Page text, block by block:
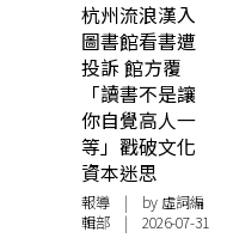
杭州流浪漢入
圖書館看書遭
投訴 館方覆
「讀書不是讓
你自覺高人一
等」戳破文化
資本迷思
報導 | by 虛詞編
輯部 | 2026-07-31